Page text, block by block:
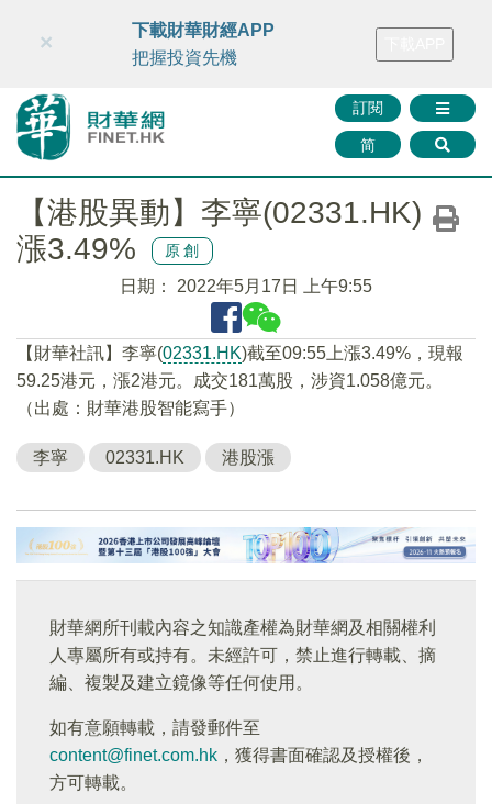
財華智庫網 FINTV FINMETA 財華證券 媒體矩陣
訂閱
简
×
下載財華財經APP
把握投資先機
【港股異動】李寧(02331.HK)
漲3.49%
原創
日期： 2022年5月17日 上午9:55
【財華社訊】李寧(02331.HK)截至09:55上漲3.49%，現報
59.25港元，漲2港元。成交181萬股，涉資1.058億元。
（出處：財華港股智能寫手）
李寧 02331.HK 港股漲
財華網所刊載內容之知識產權為財華網及相關權利
人專屬所有或持有。未經許可，禁止進行轉載、摘
編、複製及建立鏡像等任何使用。
如有意願轉載，請發郵件至
content@finet.com.hk ，獲得書面確認及授權後，
方可轉載。